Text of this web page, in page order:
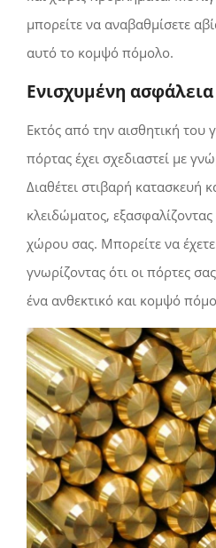
μπορείτε να αναβαθμίσετε
αυτό το κομψό πόμολο.
Ενισχυμένη ασφάλεια
Εκτός από την αισθητική του
πόρτας έχει σχεδιαστεί με
Διαθέτει στιβαρή κατασκευή
κλειδώματος,
χώρου σας. Μπορείτε να
γνωρίζοντας ότι οι πόρτες
ένα ανθεκτικό και κομψό